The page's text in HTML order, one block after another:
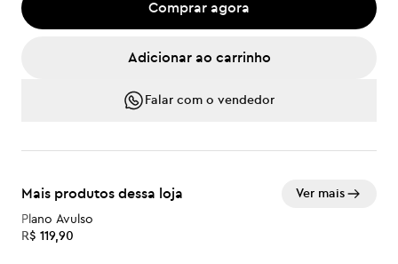
Comprar agora
Adicionar ao carrinho
Falar com o vendedor
Mais produtos dessa loja Ver mais
Plano Avulso
R$ 119,90